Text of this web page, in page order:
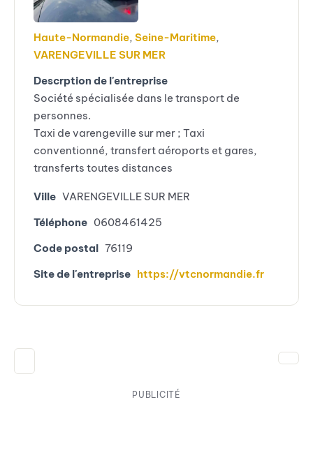
Haute-Normandie, Seine-Maritime,
VARENGEVILLE SUR MER
Descrption de l'entreprise
Société spécialisée dans le transport de
personnes.
Taxi de varengeville sur mer ; Taxi
conventionné, transfert aéroports et gares,
transferts toutes distances
Ville VARENGEVILLE SUR MER
Téléphone 0608461425
Code postal 76119
Site de l'entreprise https://vtcnormandie.fr
PUBLICITÉ